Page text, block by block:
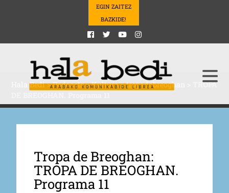
EGIN ZAITEZ
BAZKIDE!
Hala Bedi>Podcasts>Kultura>tropadobreoghan
TROPA
Tropa de Breoghan:
TROPA DE BREOGHAN.
Programa 11